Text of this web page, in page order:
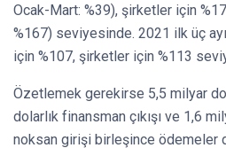
Ocak-Mart: %39), şirketler için
%167) seviyesinde. 2021 ilk üç
için %107, şirketler için %113
Özetlemek gerekirse 5,5 milyar
dolarlık finansman çıkışı ve 1,6
noksan girişi birleşince ödemeler